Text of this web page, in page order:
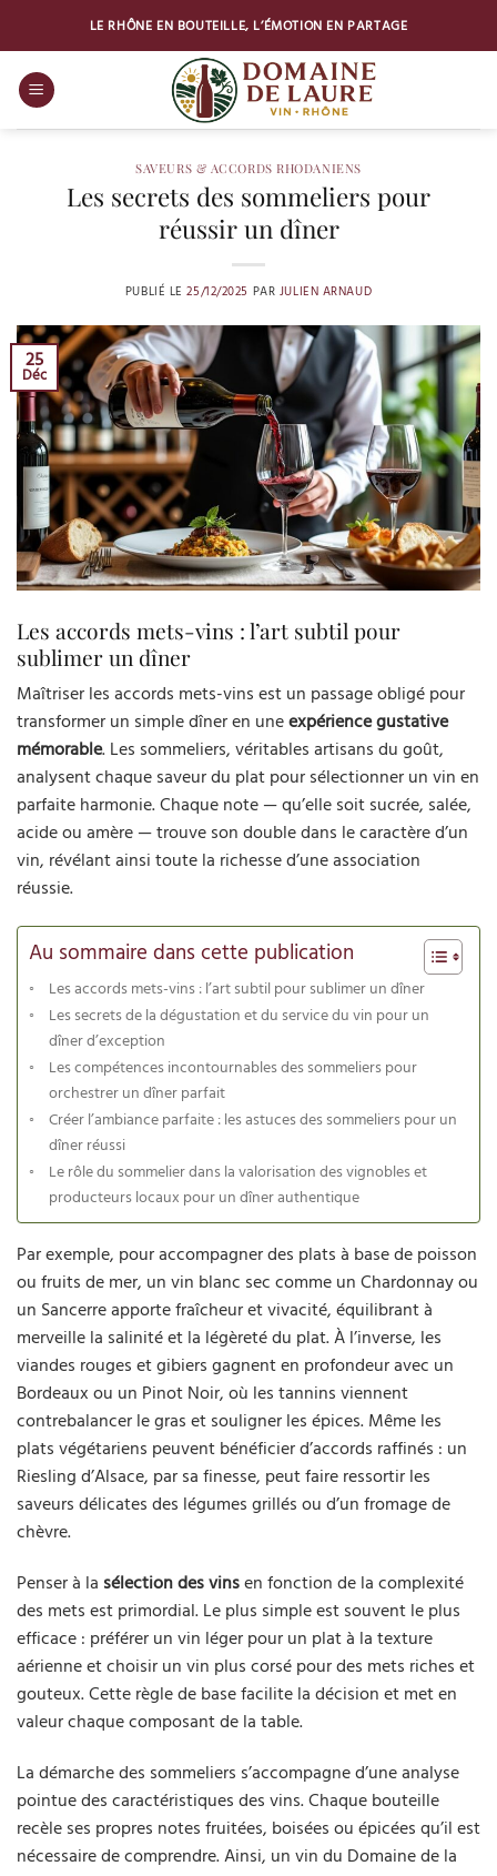
contenu
LE RHÔNE EN BOUTEILLE, L’ÉMOTION EN PARTAGE
SAVEURS & ACCORDS RHODANIENS
Les secrets des sommeliers pour
réussir un dîner
PUBLIÉ LE25/12/2025 PAR JULIEN ARNAUD
25
Déc
Les accords mets-vins : l’art subtil pour
sublimer un dîner
Maîtriser les accords mets-vins est un passage obligé pour
transformer un simple dîner en uneexpérience gustative
mémorable. Les sommeliers, véritables artisans du goût,
analysent chaque saveur du plat pour sélectionner un vin en
parfaite harmonie. Chaque note — qu’elle soit sucrée, salée,
acide ou amère — trouve son double dans le caractère d’un
vin, révélant ainsi toute la richesse d’une association
réussie.
Au sommaire dans cette publication
Les accords mets-vins : l’art subtil pour sublimer un dîner
Les secrets de la dégustation et du service du vin pour un
dîner d’exception
Les compétences incontournables des sommeliers pour
orchestrer un dîner parfait
Créer l’ambiance parfaite : les astuces des sommeliers pour un
dîner réussi
Le rôle du sommelier dans la valorisation des vignobles et
producteurs locaux pour un dîner authentique
Par exemple, pour accompagner des plats à base de poisson
ou fruits de mer, un vin blanc sec comme un Chardonnay ou
un Sancerre apporte fraîcheur et vivacité, équilibrant à
merveille la salinité et la légèreté du plat. À l’inverse, les
viandes rouges et gibiers gagnent en profondeur avec un
Bordeaux ou un Pinot Noir, où les tannins viennent
contrebalancer le gras et souligner les épices. Même les
plats végétariens peuvent bénéficier d’accords raffinés : un
Riesling d’Alsace, par sa finesse, peut faire ressortir les
saveurs délicates des légumes grillés ou d’un fromage de
chèvre.
Penser à la sélection des vinsen fonction de la complexité
des mets est primordial. Le plus simple est souvent le plus
efficace : préférer un vin léger pour un plat à la texture
aérienne et choisir un vin plus corsé pour des mets riches et
gouteux. Cette règle de base facilite la décision et met en
valeur chaque composant de la table.
La démarche des sommeliers s’accompagne d’une analyse
pointue des caractéristiques des vins. Chaque bouteille
recèle ses propres notes fruitées, boisées ou épicées qu’il est
nécessaire de comprendre. Ainsi, un vin du Domaine de la